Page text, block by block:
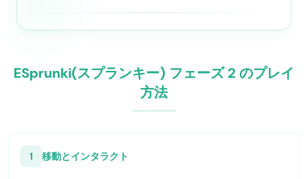
ESprunki(スプランキー) フェーズ 2 のプレイ
方法
1 移動とインタラクト